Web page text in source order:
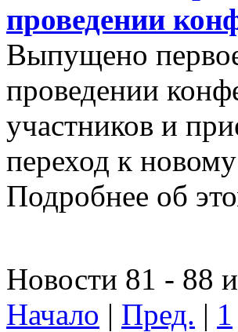
проведении
Выпущено
проведении
участников и
переход к
Подробнее об
Новости 81 - 88
Начало | Пред. | 1